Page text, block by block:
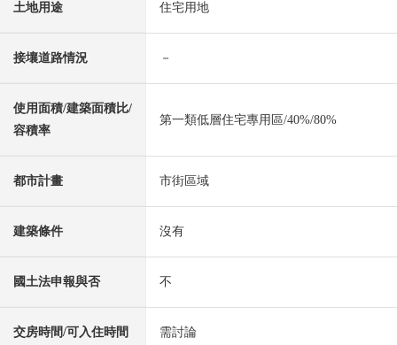
土地用途 住宅用地
接壤道路情況 －
使用面積/建築面積比/
容積率
第一類低層住宅專用區/40%/80%
都市計畫 市街區域
建築條件 沒有
國土法申報與否 不
交房時間/可入住時間 需討論